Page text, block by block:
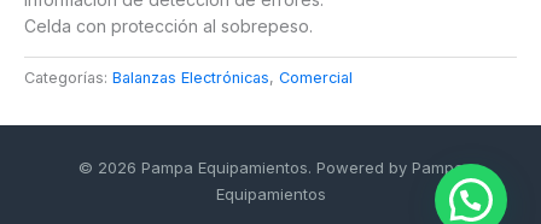
Celda con protección al sobrepeso.
Categorías: Balanzas Electrónicas, Comercial
© 2026 Pampa Equipamientos. Powered by Pampa
Equipamientos